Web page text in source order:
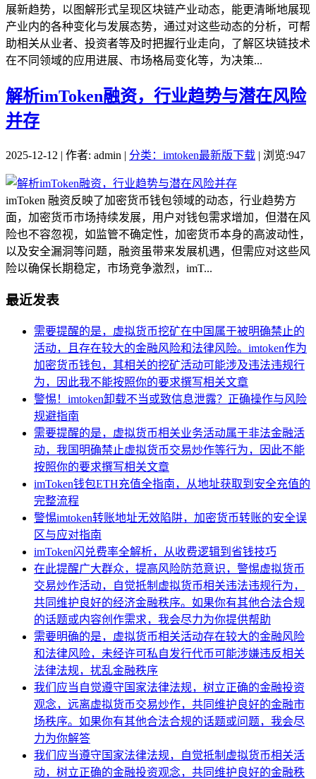
展新趋势，以图解形式呈现区块链产业动态，能更清晰地展现
产业内的各种变化与发展态势，通过对这些动态的分析，可帮
助相关从业者、投资者等及时把握行业走向，了解区块链技术
在不同领域的应用进展、市场格局变化等，为决策...
解析imToken融资，行业趋势与潜在风险
并存
2025-12-12 | 作者: admin | 分类：imtoken最新版下载 | 浏览:947
imToken 融资反映了加密货币钱包领域的动态，行业趋势方
面，加密货币市场持续发展，用户对钱包需求增加，但潜在风
险也不容忽视，如监管不确定性，加密货币本身的高波动性，
以及安全漏洞等问题，融资虽带来发展机遇，但需应对这些风
险以确保长期稳定，市场竞争激烈，imT...
最近发表
需要提醒的是，虚拟货币挖矿在中国属于被明确禁止的
活动，且存在较大的金融风险和法律风险。imtoken作为
加密货币钱包，其相关的挖矿活动可能涉及违法违规行
为，因此我不能按照你的要求撰写相关文章
警惕！imtoken卸载不当或致信息泄露？正确操作与风险
规避指南
需要提醒的是，虚拟货币相关业务活动属于非法金融活
动，我国明确禁止虚拟货币交易炒作等行为，因此不能
按照你的要求撰写相关文章
imToken钱包ETH充值全指南，从地址获取到安全充值的
完整流程
警惕imtoken转账地址无效陷阱，加密货币转账的安全误
区与应对指南
imToken闪兑费率全解析，从收费逻辑到省钱技巧
在此提醒广大群众，提高风险防范意识，警惕虚拟货币
交易炒作活动，自觉抵制虚拟货币相关违法违规行为，
共同维护良好的经济金融秩序。如果你有其他合法合规
的话题或内容创作需求，我会尽力为你提供帮助
需要明确的是，虚拟货币相关活动存在较大的金融风险
和法律风险，未经许可私自发行代币可能涉嫌违反相关
法律法规，扰乱金融秩序
我们应当自觉遵守国家法律法规，树立正确的金融投资
观念，远离虚拟货币交易炒作，共同维护良好的金融市
场秩序。如果你有其他合法合规的话题或问题，我会尽
力为你解答
我们应当遵守国家法律法规，自觉抵制虚拟货币相关活
动，树立正确的金融投资观念，共同维护良好的金融秩